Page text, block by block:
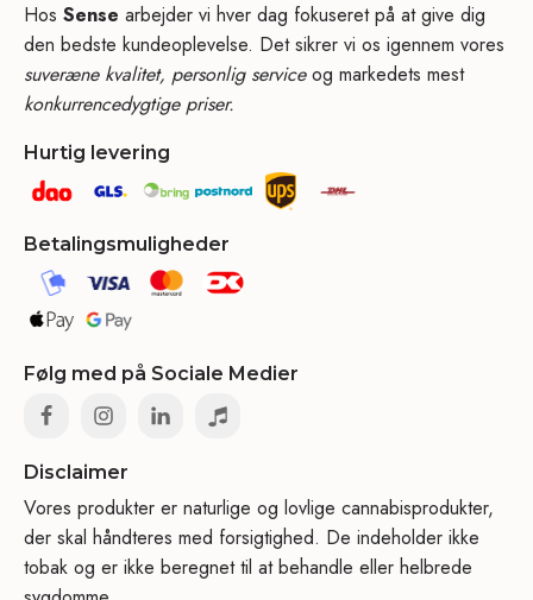
Hos Sense arbejder vi hver dag fokuseret på at give dig
den bedste kundeoplevelse. Det sikrer vi os igennem vores
suveræne kvalitet, personlig serviceog markedets mest
konkurrencedygtige priser.
Hurtig levering
Betalingsmuligheder
Følg med på Sociale Medier
Disclaimer
Vores produkter er naturlige og lovlige cannabisprodukter,
der skal håndteres med forsigtighed. De indeholder ikke
tobak og er ikke beregnet til at behandle eller helbrede